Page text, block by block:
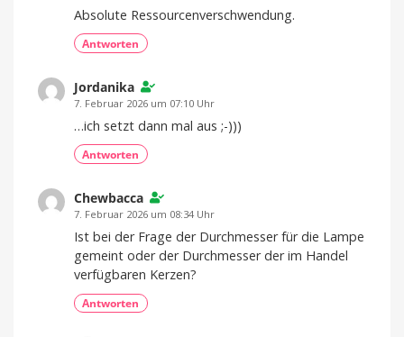
Absolute Ressourcenverschwendung.
Antworten
Jordanika
7. Februar 2026 um 07:10 Uhr
…ich setzt dann mal aus ;-)))
Antworten
Chewbacca
7. Februar 2026 um 08:34 Uhr
Ist bei der Frage der Durchmesser für die Lampe
gemeint oder der Durchmesser der im Handel
verfügbaren Kerzen?
Antworten